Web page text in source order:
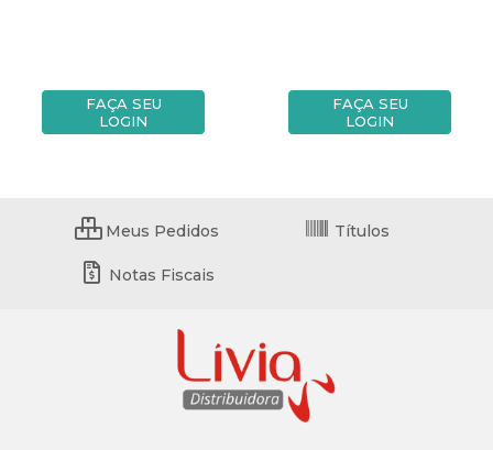
FAÇA SEU
LOGIN
FAÇA SEU
LOGIN
Meus Pedidos Títulos
Notas Fiscais